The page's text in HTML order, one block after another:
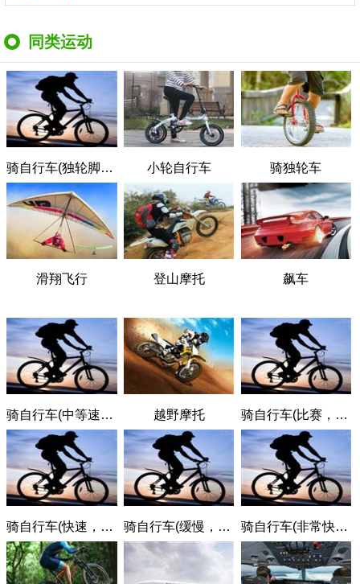
同类运动
骑自行车(独轮脚踏车) 小轮自行车 骑独轮车
滑翔飞行 登山摩托 飙车
骑自行车(中等速度，19.3-22.4千米/小时) 越野摩托 骑自行车(比赛，>32千米/小时)
骑自行车(快速，22.5-25.6千米/小时) 骑自行车(缓慢，<16千米/小时) 骑自行车(非常快速，25.7-30.6千米/小时)